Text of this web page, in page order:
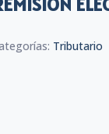
Tributario